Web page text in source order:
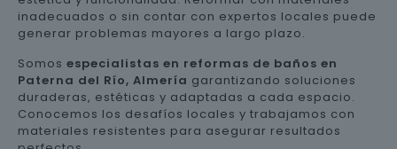
inadecuados o sin contar con expertos locales puede
generar problemas mayores a largo plazo.
Somos especialistas en reformas de baños en
Paterna del Río, Almería garantizando soluciones
duraderas, estéticas y adaptadas a cada espacio.
Conocemos los desafíos locales y trabajamos con
materiales resistentes para asegurar resultados